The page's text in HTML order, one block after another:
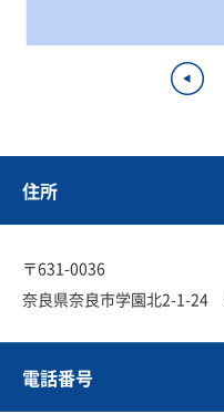
住所
〒631-0036
奈良県奈良市学園北2-1-24
電話番号